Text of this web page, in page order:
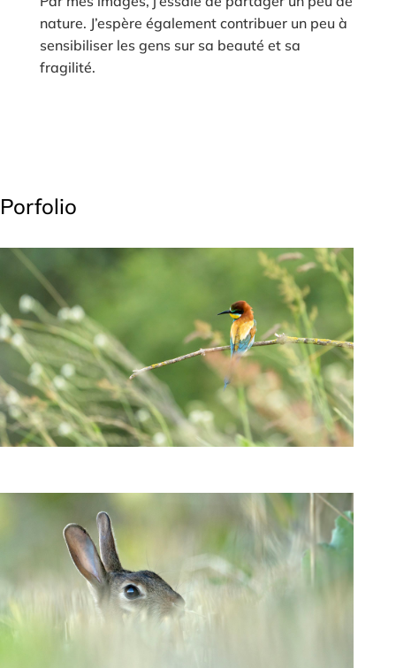
nature. J’espère également contribuer un peu à
sensibiliser les gens sur sa beauté et sa
fragilité.
Porfolio